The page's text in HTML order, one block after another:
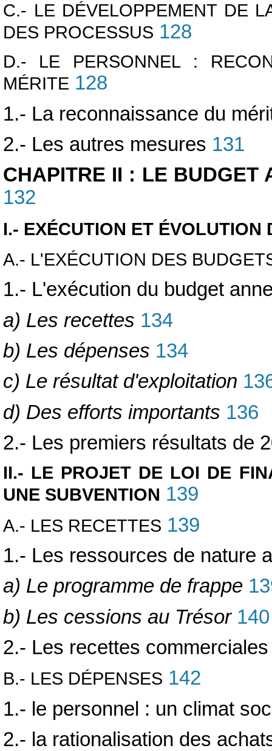
C.- LE DÉVELOPPEMENT DE
DES PROCESSUS 128
D.- LE PERSONNEL :
MÉRITE 128
1.- La reconnaissance du
2.- Les autres mesures 131
CHAPITRE II : LE BUDGET
132
I.- EXÉCUTION ET ÉVOLUTION
A.- L'EXÉCUTION DES
1.- L'exécution du budget
a) Les recettes 134
b) Les dépenses 134
c) Le résultat d'exploitation
d) Des efforts importants 136
2.- Les premiers résultats de
II.- LE PROJET DE LOI DE
UNE SUBVENTION 139
A.- LES RECETTES 139
1.- Les ressources de nature
a) Le programme de frappe
b) Les cessions au Trésor140
2.- Les recettes commerciales
B.- LES DÉPENSES 142
1.- le personnel : un climat
2.- la rationalisation des